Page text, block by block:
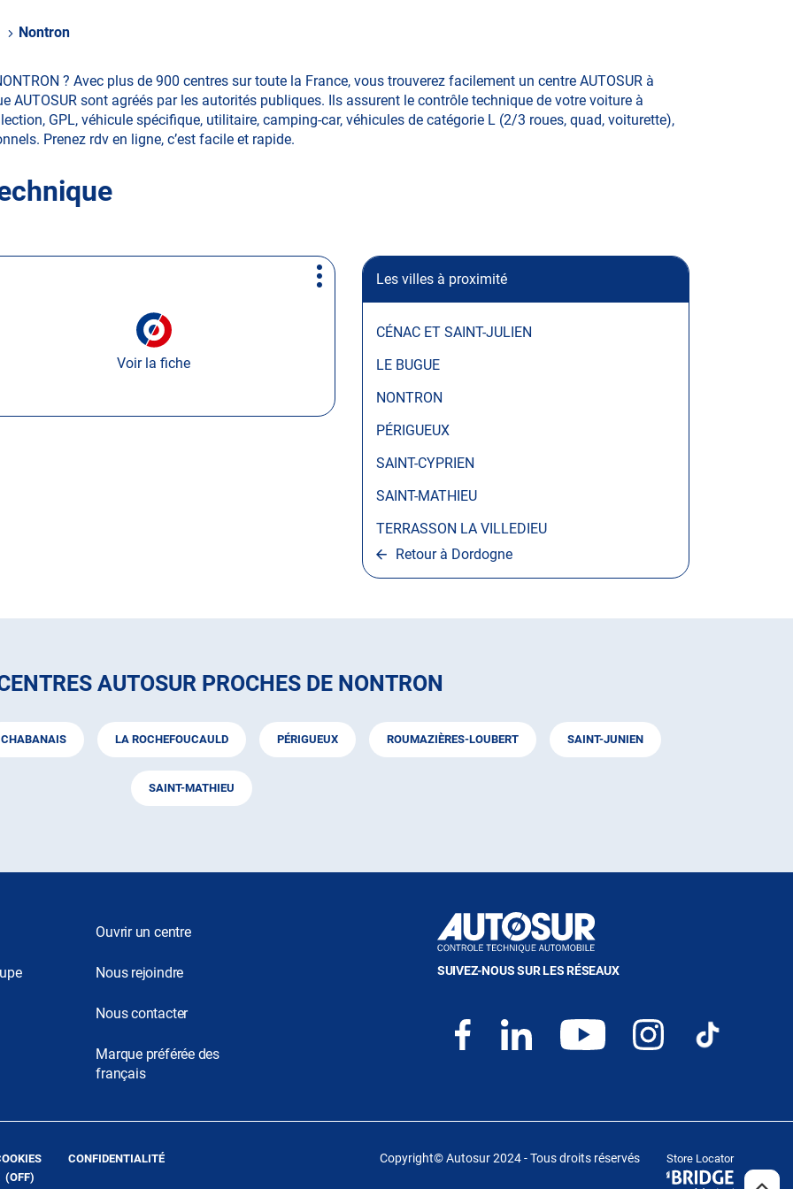
Nontron
? Avec plus de 900 centres sur toute la France, vous trouverez facilement un centre AUTOSUR à
AUTOSUR sont agréés par les autorités publiques. Ils assurent le contrôle technique de votre voiture à
GPL, véhicule spécifique, utilitaire, camping-car, véhicules de catégorie L (2/3 roues, quad, voiturette),
Prenez rdv en ligne, c’est facile et rapide.
Les villes à proximité
CÉNAC ET SAINT-JULIEN
LE BUGUE
NONTRON
PÉRIGUEUX
SAINT-CYPRIEN
SAINT-MATHIEU
TERRASSON LA VILLEDIEU
Retour à Dordogne
Voir la fiche
Plus
d'options
AUTOSUR PROCHES DE NONTRON
CHABANAIS LA ROCHEFOUCAULD PÉRIGUEUX ROUMAZIÈRES-LOUBERT SAINT-JUNIEN
SAINT-MATHIEU
Ouvrir un centre
Nous rejoindre
Nous contacter
Marque préférée des
français
SUIVEZ-NOUS SUR LES RÉSEAUX
(OUVRECONFIDENTIALITÉ(OUVRE
(OFF)
Copyright© Autosur 2024 - Tous droits réservés
Store Locator
(ouvre